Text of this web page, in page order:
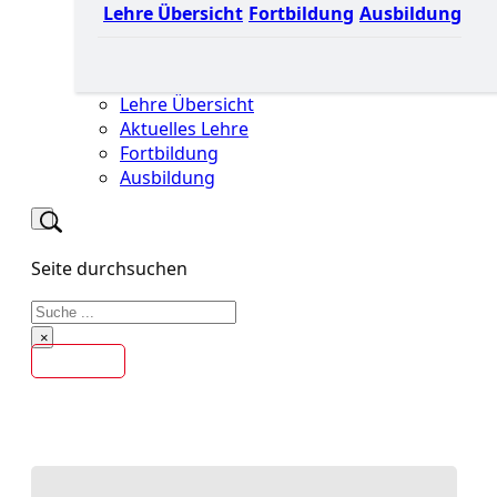
Lehre Übersicht Fortbildung Ausbildung
Lehre Übersicht
Aktuelles Lehre
Fortbildung
Ausbildung
Seite durchsuchen
Suchen
×